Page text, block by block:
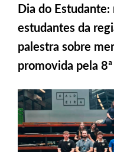
Dia do
estudantes da
palestra sobre
promovida pela